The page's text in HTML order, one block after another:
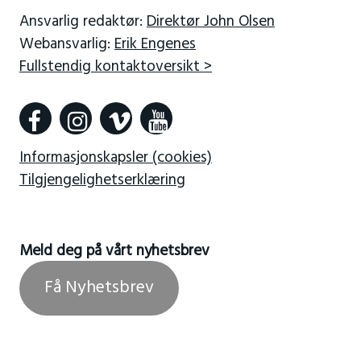
Ansvarlig redaktør: Direktør John Olsen
Webansvarlig: Erik Engenes
Fullstendig kontaktoversikt >
Informasjonskapsler (cookies)
Tilgjengelighetserklæring
Meld deg på vårt nyhetsbrev
Få Nyhetsbrev